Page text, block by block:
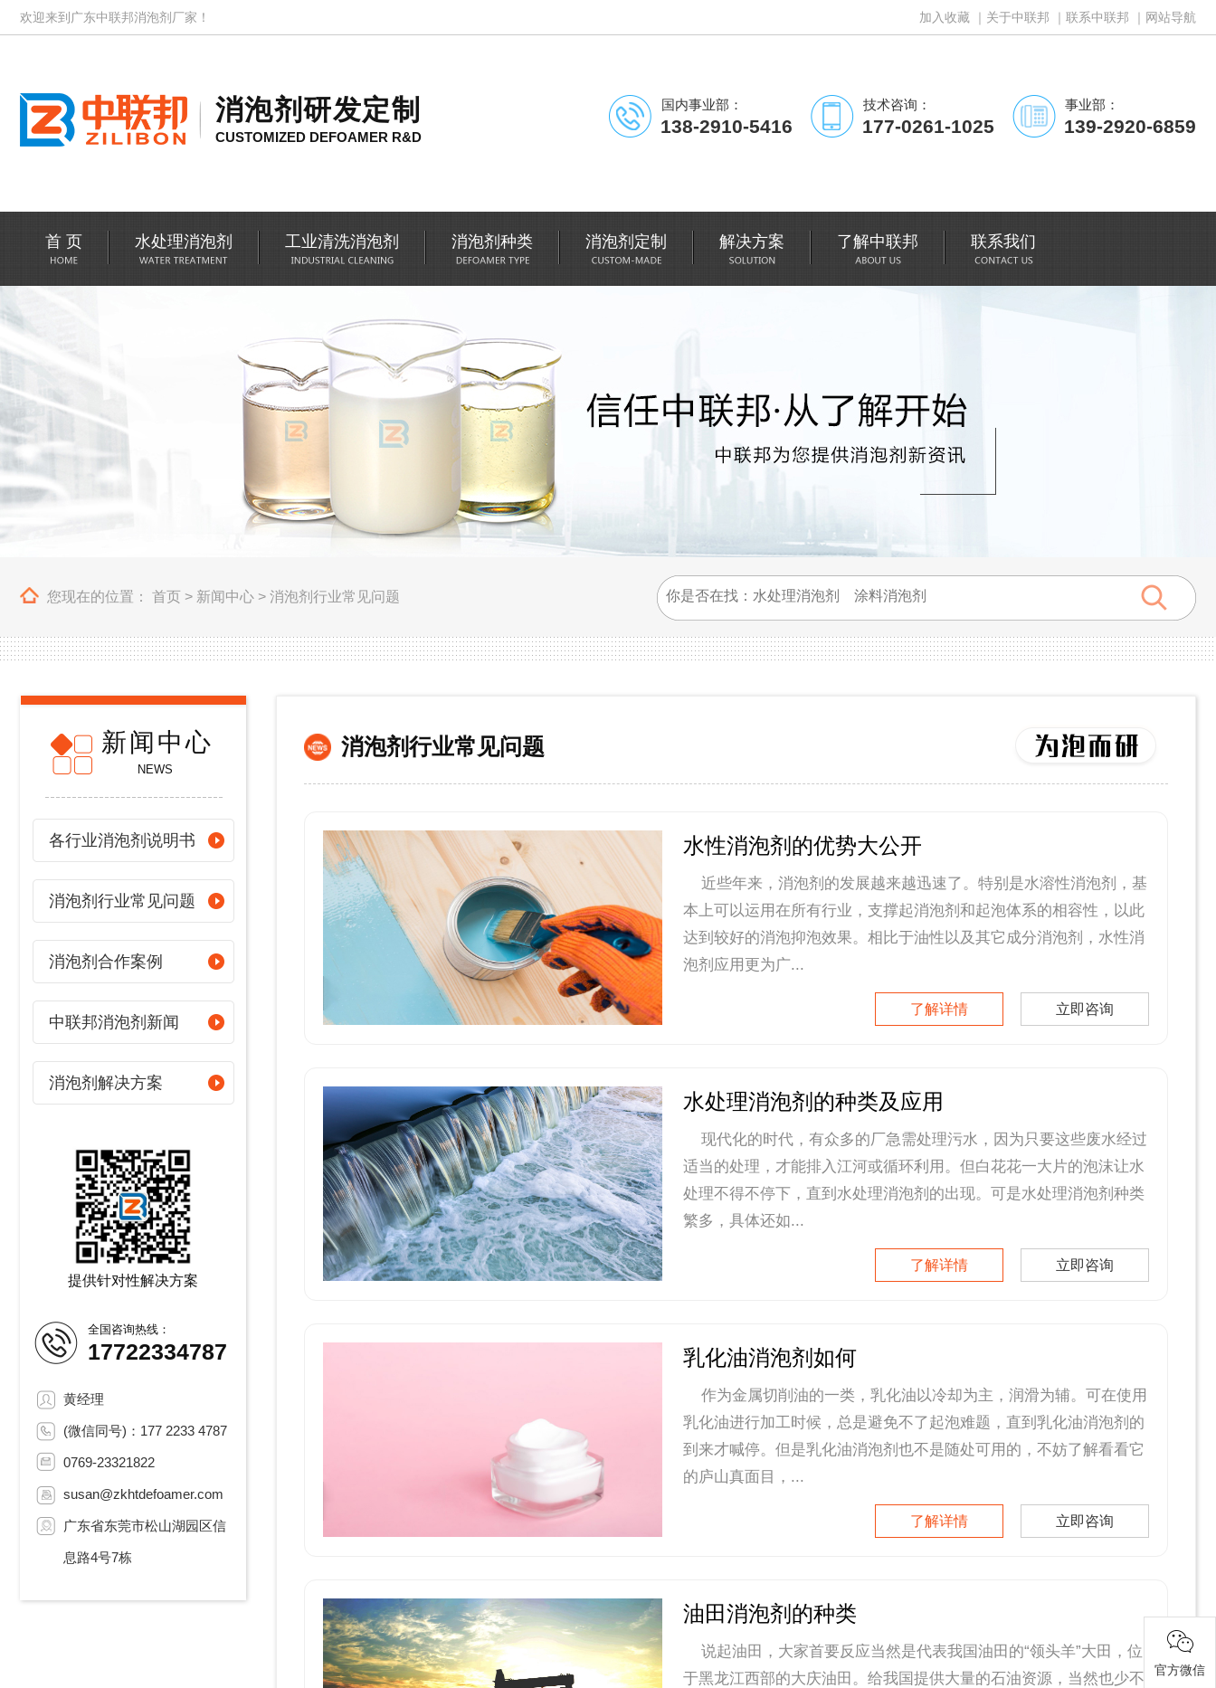
欢迎来到广东中联邦消泡剂厂家！ 加入收藏 关于中联邦 联系中联邦 网站导航
消泡剂研发定制
CUSTOMIZED DEFOAMER R&D
国内事业部：
138-2910-5416
技术咨询：
177-0261-1025
事业部：
139-2920-6859
首 页 水处理消泡剂 工业清洗消泡剂 消泡剂种类 消泡剂定制 解决方案 了解中联邦 联系我们
您现在的位置： 首页 > 新闻中心 > 消泡剂行业常见问题
新闻中心
NEWS
各行业消泡剂说明书
消泡剂行业常见问题
消泡剂合作案例
中联邦消泡剂新闻
消泡剂解决方案
提供针对性解决方案
全国咨询热线：
17722334787
黄经理
(微信同号)：177 2233 4787
0769-23321822
susan@zkhtdefoamer.com
广东省东莞市松山湖园区信
息路4号7栋
消泡剂行业常见问题
水性消泡剂的优势大公开
近些年来，消泡剂的发展越来越迅速了。特别是水溶性消泡剂，基
本上可以运用在所有行业，支撑起消泡剂和起泡体系的相容性，以此
达到较好的消泡抑泡效果。相比于油性以及其它成分消泡剂，水性消
泡剂应用更为广...
了解详情 立即咨询
水处理消泡剂的种类及应用
现代化的时代，有众多的厂急需处理污水，因为只要这些废水经过
适当的处理，才能排入江河或循环利用。但白花花一大片的泡沫让水
处理不得不停下，直到水处理消泡剂的出现。可是水处理消泡剂种类
繁多，具体还如...
了解详情 立即咨询
乳化油消泡剂如何
作为金属切削油的一类，乳化油以冷却为主，润滑为辅。可在使用
乳化油进行加工时候，总是避免不了起泡难题，直到乳化油消泡剂的
到来才喊停。但是乳化油消泡剂也不是随处可用的，不妨了解看看它
的庐山真面目，...
了解详情 立即咨询
油田消泡剂的种类
说起油田，大家首要反应当然是代表我国油田的“领头羊”大田，位
于黑龙江西部的大庆油田。给我国提供大量的石油资源，当然也少不
官方微信